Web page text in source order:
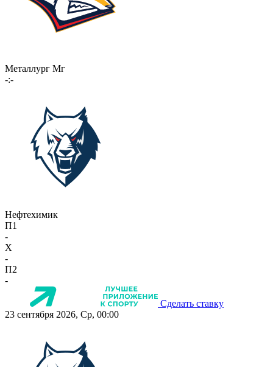
Металлург Мг
-:-
Нефтехимик
П1
-
X
-
П2
-
Сделать ставку
23 сентября 2026, Ср, 00:00